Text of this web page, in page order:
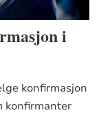
i
konfirmasjon
konfirmanter